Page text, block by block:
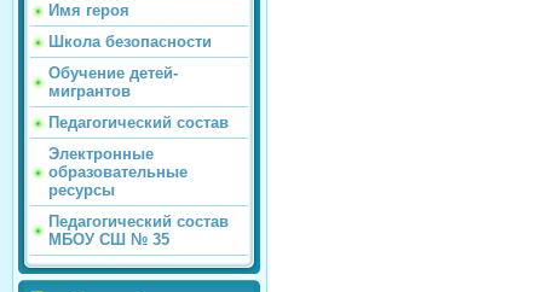
Имя героя
Школа безопасности
Обучение детей-
мигрантов
Педагогический состав
Электронные
образовательные
ресурсы
Педагогический состав
МБОУ СШ № 35